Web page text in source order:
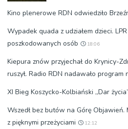
Kino plenerowe RDN odwiedziło
Wypadek quada z udziałem dzieci.
poszkodowanych osób
18:06
Kiepura znów przyjechał do Krynicy-
ruszył. Radio RDN nadawało program
XI Bieg Koszycko-Kolbiański „Dar
Wszedł bez butów na Górę Objawień.
z pięknymi przeżyciami
12:12